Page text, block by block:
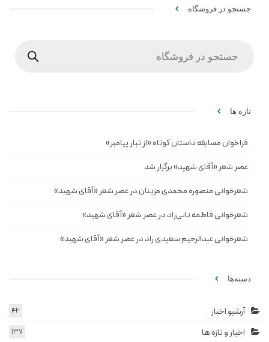
جستجو در فروشگاه
تازه ها
فراخوان مسابقه داستان کوتاه «از تبار پیامبر»
عصر شعر «آقای شهید» برگزار شد
شعرخوانی منصوره محمدی مزینان در عصر شعر «آقای شهید»
شعرخوانی فاطمه نانی‌زاد در عصر شعر «آقای شهید»
شعرخوانی عبدالرحیم سعیدی راد در عصر شعر «آقای شهید»
دسته‌ها
آرشیو اخبار 42
اخبار و تازه ها 137